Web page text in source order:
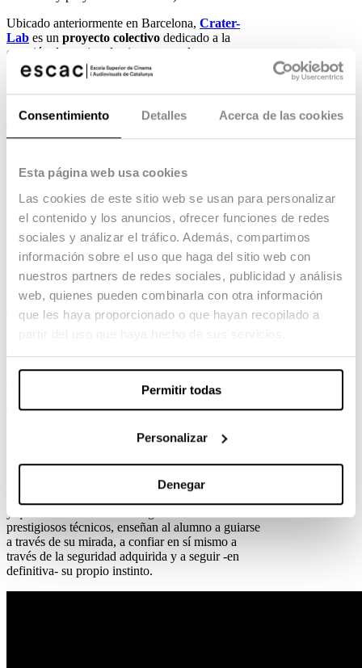
Consentimiento Detalles Acerca de las cookies
Esta página web usa cookies
Las cookies de este sitio web se usan para personalizar
el contenido y los anuncios, ofrecer funciones de redes
sociales y analizar el tráfico. Además, compartimos
información sobre el uso que haga del sitio web con
nuestros partners de redes sociales, publicidad y análisis
web, quienes pueden combinarla con otra información
que les haya proporcionado o que hayan recopilado a
Permitir todas
Personalizar
Denegar
Ubicado anteriormente en Barcelona, Crater-
Lab es un proyecto colectivo dedicado a la
creación de un tipo de cine artesanal,
independiente y libre, que ha venido centrando
sus actividades en la creación de un
pluralde producción, formación y difusión de
piezas cinematográficas en formatos analógicos /
argénticos.
las instalaciones de la ESCAC y espera ser un
nuevo espacio que permita a los alumnos de
todos los cursos experimentar con el cine
analógico.
Los primeros en aprovechar esta experiencia han
sido los 60 estudiantes del curso
, quienes durante
tres semanas rodaron y revelaron película en
16mm, para finalizar con una perfomance pública
de cine expandido.
de todos nuestros alumnos,en la firme
herramienta fundamental para laplanificación y
visualización mental de un esquema lumínico.
monitorización que otorgan las cámaras digitales
marcándolos definitivamente al dotarle de un
método de riqueza única. Estos procedimientos,
y que han formado a varias generaciones de
prestigiosos técnicos, enseñan al alumno a guiarse
a través de su mirada, a confiar en sí mismo a
través de la seguridad adquirida y a seguir -en
definitiva- su propio instinto.